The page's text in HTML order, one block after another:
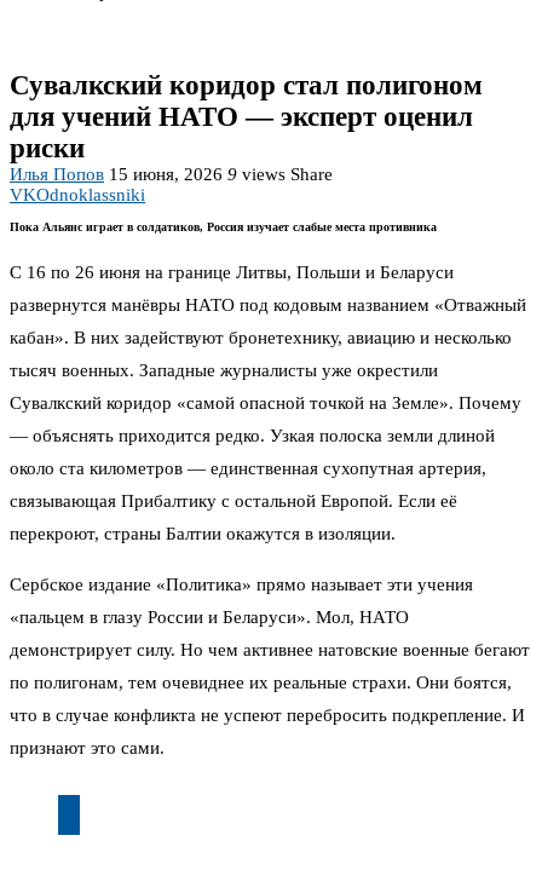
Сувалкский коридор стал полигоном
для учений НАТО — эксперт оценил
риски
Илья Попов 15 июня, 2026 9 views Share
VKOdnoklassniki
Пока Альянс играет в солдатиков, Россия изучает слабые места противника
С 16 по 26 июня на границе Литвы, Польши и Беларуси
развернутся манёвры НАТО под кодовым названием «Отважный
кабан». В них задействуют бронетехнику, авиацию и несколько
тысяч военных. Западные журналисты уже окрестили
Сувалкский коридор «самой опасной точкой на Земле». Почему
— объяснять приходится редко. Узкая полоска земли длиной
около ста километров — единственная сухопутная артерия,
связывающая Прибалтику с остальной Европой. Если её
перекроют, страны Балтии окажутся в изоляции.
Сербское издание «Политика» прямо называет эти учения
«пальцем в глазу России и Беларуси». Мол, НАТО
демонстрирует силу. Но чем активнее натовские военные бегают
по полигонам, тем очевиднее их реальные страхи. Они боятся,
что в случае конфликта не успеют перебросить подкрепление. И
признают это сами.